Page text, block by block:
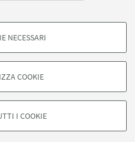
comportamento sul sito, per analisi
NECESSARI
COOKIE
I COOKIE
STUDIORUM - Università di
Bologna - PI: 01131710376 - CF:
sul sito e accessibilità
Cookie